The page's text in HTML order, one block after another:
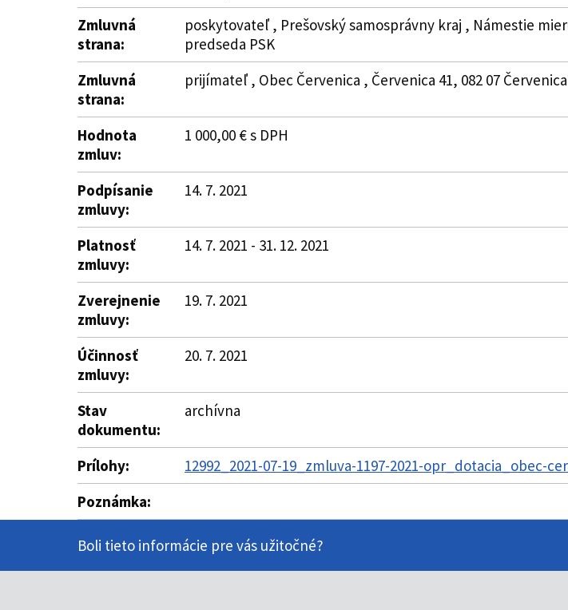
Zmluvná
strana:
poskytovateľ , Prešovský samosprávny kraj , Námestie
predseda PSK
Zmluvná
strana:
prijímateľ , Obec Červenica , Červenica 41, 082 07
Hodnota
zmluv:
1 000,00 € s DPH
Podpísanie
zmluvy:
14. 7. 2021
Platnosť
zmluvy:
14. 7. 2021 - 31. 12. 2021
Zverejnenie
zmluvy:
19. 7. 2021
Účinnosť
zmluvy:
20. 7. 2021
Stav
dokumentu:
archívna
Prílohy:
12992_2021-07-19_zmluva-1197-2021-opr_dotacia_obec-
Poznámka:
Boli tieto informácie pre vás užitočné?